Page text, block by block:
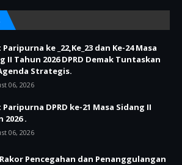
ke _22,Ke_23 dan Ke-24 Masa
II Tahun 2026 DPRD Demak Tuntaskan
Strategis.
06, 2026
Paripurna DPRD ke-21 Masa Sidang II
2026 .
06, 2026
Pencegahan dan Penanggulangan